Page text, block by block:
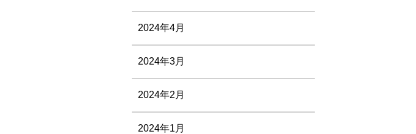
2024年4月
2024年3月
2024年2月
2024年1月